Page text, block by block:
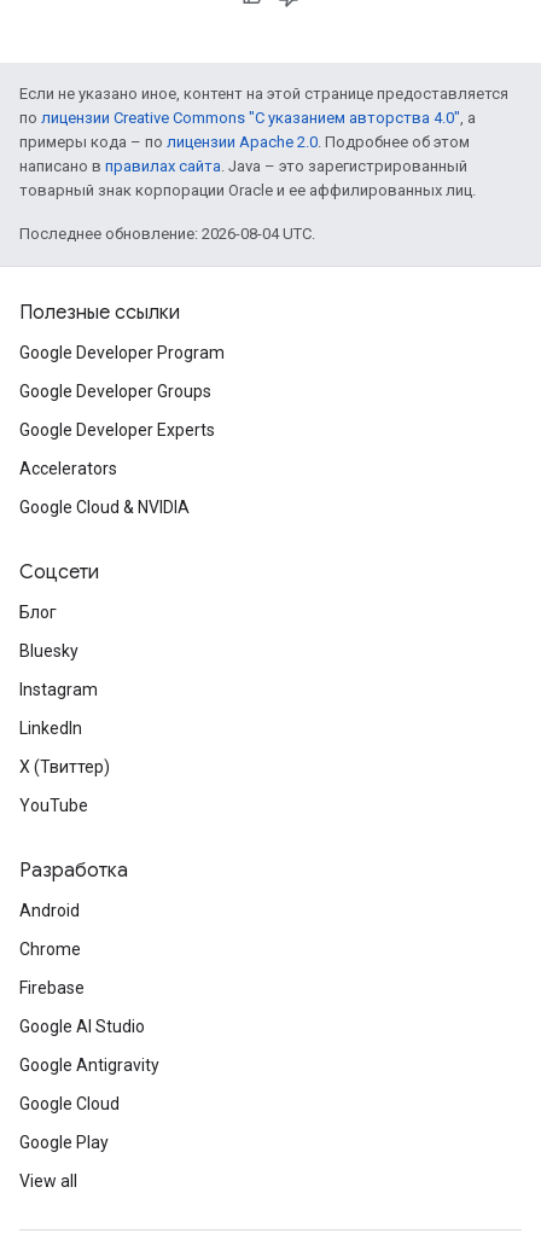
Если не указано иное, контент на этой странице предоставляется
по лицензии Creative Commons "С указанием авторства 4.0", а
примеры кода – по лицензии Apache 2.0. Подробнее об этом
написано в правилах сайта. Java – это зарегистрированный
товарный знак корпорации Oracle и ее аффилированных лиц.
Последнее обновление: 2026-08-04 UTC.
Полезные ссылки
Google Developer Program
Google Developer Groups
Google Developer Experts
Accelerators
Google Cloud & NVIDIA
Соцсети
Блог
Bluesky
Instagram
LinkedIn
X (Твиттер)
YouTube
Разработка
Android
Chrome
Firebase
Google AI Studio
Google Antigravity
Google Cloud
Google Play
View all